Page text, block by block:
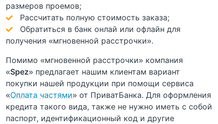
размеров проемов;
Рассчитать полную стоимость заказа;
Обратиться в банк онлай или офлайн для
получения «мгновенной расстрочки».
Помимо «мгновенной расстрочки» компания
«Spez» предлагает нашим клиентам вариант
покупки нашей продукции при помощи сервиса
«Оплата частями» от ПриватБанка. Для оформления
кредита такого вида, также не нужно иметь с собой
паспорт, идентификационный код и другие